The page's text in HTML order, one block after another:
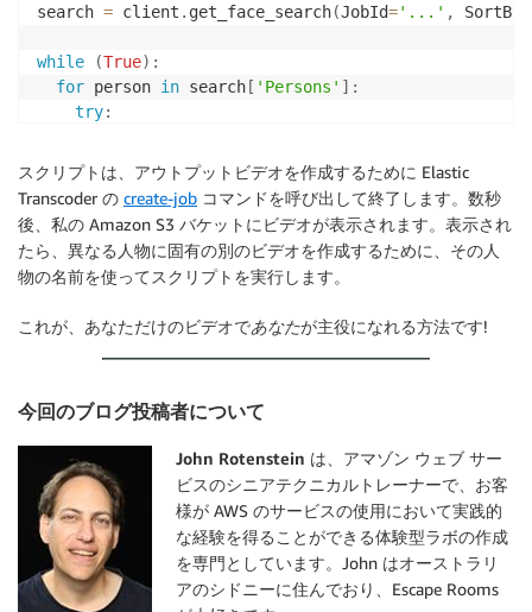
search = client . get_face_search(JobId='...' , SortBy
while (True) :
for person in search[ 'Persons' ] :
try:
face_matches 'Face' ] 'ExternalImageId'
          timestamps
append(person['Timestamp'
)
except KeyError
pass
# Retrieve the next set of results
    next_token
= search['NextToken']
    search
= client.get_face_search(JobId=
break
The timestamps array now looks like:
[99800, 99840, 100000, 100040, ...]
'''
# Break into scenes with start & end times
スクリプトは、アウトプットビデオを作成するために Elastic
Transcoder の create-job コマンドを呼び出して終了します。数秒
後、私の Amazon S3 バケットにビデオが表示されます。表示され
たら、異なる人物に固有の別のビデオを作成するために、その人
物の名前を使ってスクリプトを実行します。
これが、あなただけのビデオであなたが主役になれる方法です!
今回のブログ投稿者について
John Rotenstein は、アマゾン ウェブ サー
ビスのシニアテクニカルトレーナーで、 お客
様が AWS のサービスの使用において実践的
な経験を得ることができる体験型ラボの作成
を専門としています。John はオーストラリ
アのシドニーに住んでおり、Escape Rooms